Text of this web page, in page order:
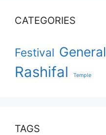
CATEGORIES
Festival General
Rashifal Temple
TAGS